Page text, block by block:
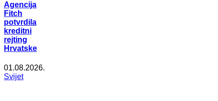
Agencija
Fitch
potvrdila
kreditni
rejting
Hrvatske
01.08.2026.
Svijet